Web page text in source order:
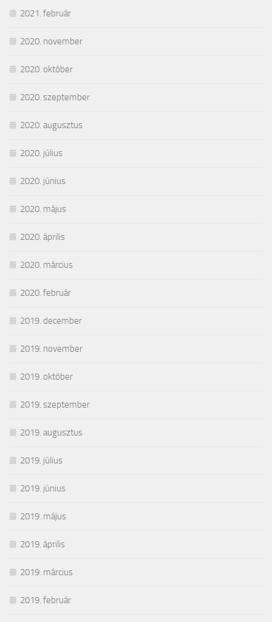
2021. február
2020. november
2020. október
2020. szeptember
2020. augusztus
2020. július
2020. június
2020. május
2020. április
2020. március
2020. február
2019. december
2019. november
2019. október
2019. szeptember
2019. augusztus
2019. július
2019. június
2019. május
2019. április
2019. március
2019. február